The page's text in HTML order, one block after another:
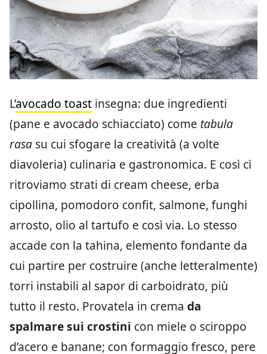
L’avocado toast insegna: due ingredienti
(pane e avocado schiacciato) come tabula
rasa su cui sfogare la creatività (a volte
diavoleria) culinaria e gastronomica. E così ci
ritroviamo strati di cream cheese, erba
cipollina, pomodoro confit, salmone, funghi
arrosto, olio al tartufo e così via. Lo stesso
accade con la tahina, elemento fondante da
cui partire per costruire (anche letteralmente)
torri instabili al sapor di carboidrato, più
tutto il resto. Provatela in crema da
spalmare sui crostini con miele o sciroppo
d’acero e banane; con formaggio fresco, pere